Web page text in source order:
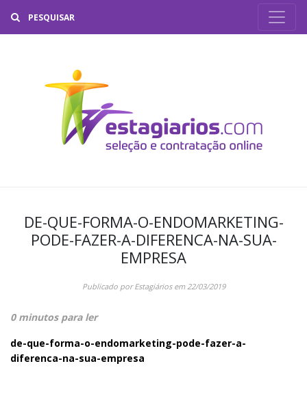
DE-QUE-FORMA-O-ENDOMARKETING-
PODE-FAZER-A-DIFERENCA-NA-SUA-
EMPRESA
Publicado porEstagiáriosem22/03/2019
0 minutos para ler
de-que-forma-o-endomarketing-pode-fazer-a-
diferenca-na-sua-empresa